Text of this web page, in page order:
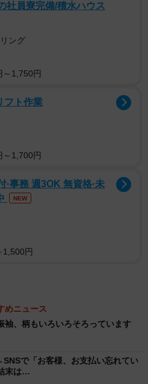
（アカウント名：呉服のきく
すが、ネットで買えるリサイ
減少。
いあるので社会貢献したいな
てもらえるか全くわからない
レンタルの状況を聞くととも
案を受けた児童養護施設に話
…
服のきくやの創業は、おそら
、正式な創業時期は定かでは
社員寮完備/積水ハウス
ング
1,750円
フト作業
1,700円
·事務 週3OK 無資格·未
NEW
1,500円
めニュース
袖、柄もいろいろそろっています
で「お客様、お支払い忘れてい
末は…